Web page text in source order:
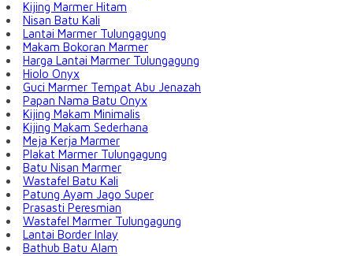
Kijing Marmer Hitam
Nisan Batu Kali
Lantai Marmer Tulungagung
Makam Bokoran Marmer
Harga Lantai Marmer Tulungagung
Hiolo Onyx
Guci Marmer Tempat Abu Jenazah
Papan Nama Batu Onyx
Kijing Makam Minimalis
Kijing Makam Sederhana
Meja Kerja Marmer
Plakat Marmer Tulungagung
Batu Nisan Marmer
Wastafel Batu Kali
Patung Ayam Jago Super
Prasasti Peresmian
Wastafel Marmer Tulungagung
Lantai Border Inlay
Bathub Batu Alam